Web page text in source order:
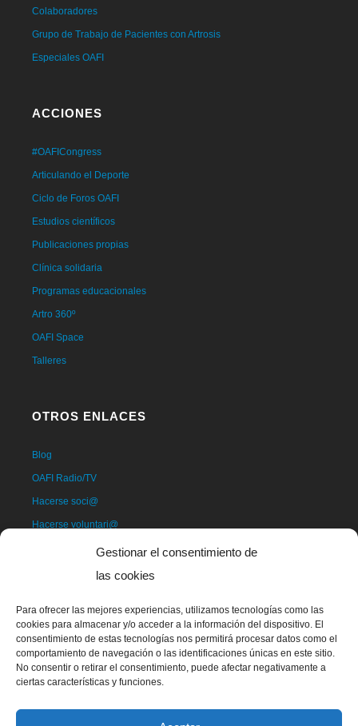
Gestionar el consentimiento de
las cookies
Para ofrecer las mejores experiencias, utilizamos tecnologías como las
cookies para almacenar y/o acceder a la información del dispositivo. El
consentimiento de estas tecnologías nos permitirá procesar datos como el
comportamiento de navegación o las identificaciones únicas en este sitio.
No consentir o retirar el consentimiento, puede afectar negativamente a
ciertas características y funciones.
Colaboradores
Grupo de Trabajo de Pacientes con Artrosis
Especiales OAFI
ACCIONES
#OAFICongress
Articulando el Deporte
Ciclo de Foros OAFI
Estudios científicos
Publicaciones propias
Clínica solidaria
Programas educacionales
Artro 360º
OAFI Space
Talleres
OTROS ENLACES
Blog
OAFI Radio/TV
Hacerse soci@
Hacerse voluntari@